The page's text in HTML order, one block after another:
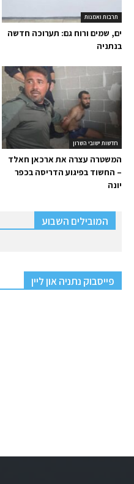
תרבות ואמנות
ים, שמים ורוח גם: תערוכה חדשה
בנתניה
חדשות ישובי השרון
המשטרה עצרה את ארכאן חאלד
– החשוד בפיגוע הדריסה בכפר
יונה
המובילים השבוע
פייסבוק נתניה און ליין